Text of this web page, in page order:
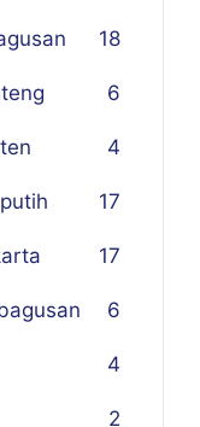
18
6
4
17
17
6
4
2